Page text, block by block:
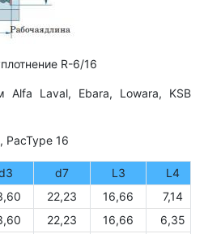
R-6/16
Alfa Laval, Ebara, Lowara, KSB
PacType 16
d7 L3
L4
22,23 16,66
7,14
22,23 16,66
6,35